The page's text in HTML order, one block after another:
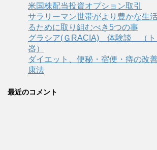
米国株配当投資オプション取引
サラリーマン世帯がより豊かな生
るために取り組むべき5つの事
グラシア(ＧRACIA) 体験談 （ト
器）
ダイエット、便秘・宿便・痔の改
康法
最近のコメント